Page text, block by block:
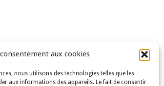
aux cookies
nous utilisons des technologies telles que les
aux informations des appareils. Le fait de consentir